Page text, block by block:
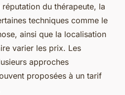
du thérapeute, la
techniques comme le
ainsi que la localisation
varier les prix. Les
approches
proposées à un tarif